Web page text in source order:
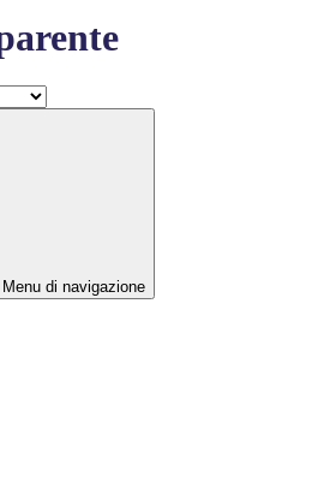
Menu di navigazione